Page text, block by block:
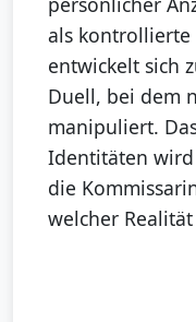
als
entwickelt sich
Duell, bei dem
manipuliert.
Identitäten
die
welcher